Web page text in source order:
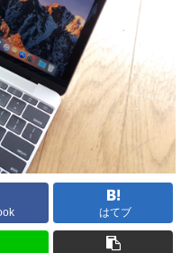
はてブ